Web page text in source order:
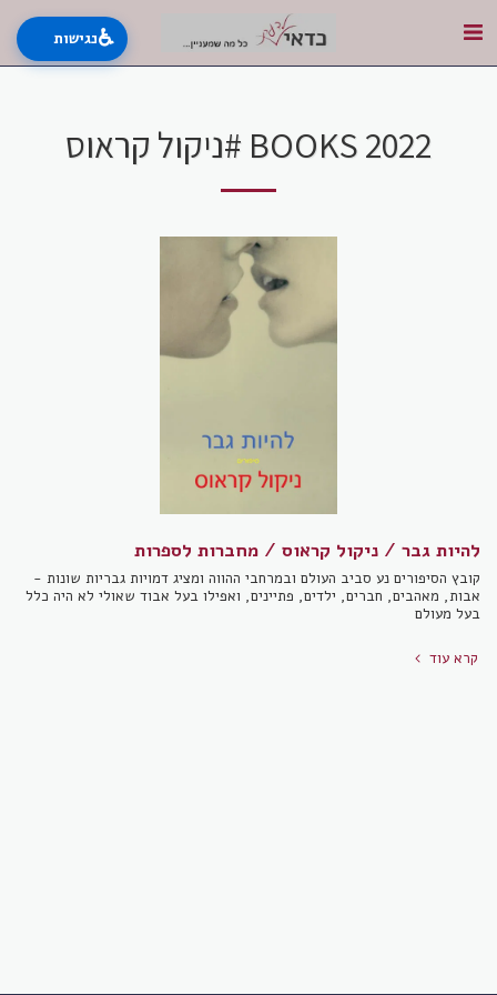
BOOKS 2022 #ניקול קראוס
להיות גבר / ניקול קראוס / מחברות לספרות
קובץ הסיפורים נע סביב העולם ובמרחבי ההווה ומציג דמויות גבריות שונות -
אבות, מאהבים, חברים, ילדים, פתיינים, ואפילו בעל אבוד שאולי לא היה כלל
בעל מעולם
קרא עוד
♿נגישות